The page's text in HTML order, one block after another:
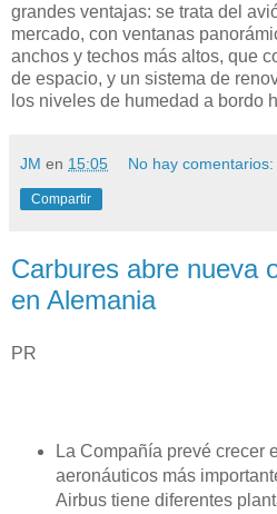
grandes ventajas: se trata del
mercado, con ventanas
anchos y techos más altos, que
de espacio, y un sistema de
los niveles de humedad a bordo
JM en 15:05 No hay comentarios:
Compartir
Carbures abre nueva
en Alemania
PR
La Compañía prevé crecer
aeronáuticos más
Airbus tiene diferentes